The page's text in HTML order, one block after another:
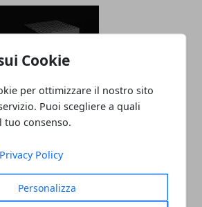
Cookie
per ottimizzare il nostro sito
Puoi scegliere a quali
tuo consenso.
Privacy Policy
Personalizza
e Playstation 5 stanno già